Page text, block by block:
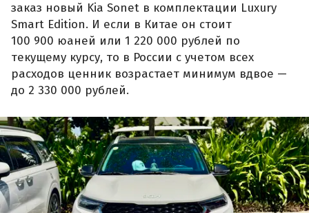
заказ новый Kia Sonet в комплектации Luxury
Smart Edition. И если в Китае он стоит
100 900 юаней или 1 220 000 рублей по
текущему курсу, то в России с учетом всех
расходов ценник возрастает минимум вдвое —
до 2 330 000 рублей.